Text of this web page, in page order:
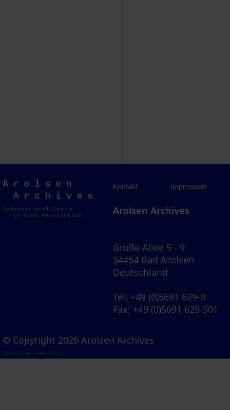
Arolsen
Archives
Kontakt Impressum
Arolsen Archives
Große Allee 5 - 9
34454 Bad Arolsen
Deutschland
Tel: +49 (0)5691 629-0
Fax: +49 (0)5691 629-501
© Copyright 2026 Arolsen Archives
Visual Library Server 2026